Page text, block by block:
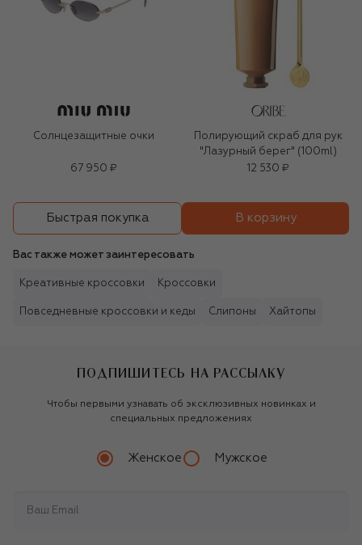
Солнцезащитные очки
67 950 ₽
Полирующий скраб для рук
"Лазурный берег" (100ml)
12 530 ₽
Быстрая покупка В корзину
Вас также может заинтересовать
Креативные кроссовки Кроссовки
Повседневные кроссовки и кеды Слипоны Хайтопы
ПОДПИШИТЕСЬ НА РАССЫЛКУ
Чтобы первыми узнавать об эксклюзивных новинках и
специальных предложениях
Женское Мужское